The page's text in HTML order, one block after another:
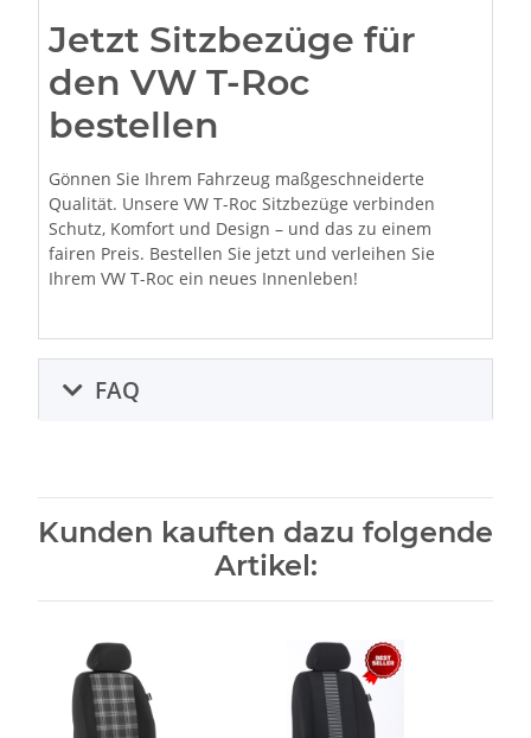
Jetzt Sitzbezüge für
den VW T-Roc
bestellen
Gönnen Sie Ihrem Fahrzeug maßgeschneiderte
Qualität. Unsere VW T-Roc Sitzbezüge verbinden
Schutz, Komfort und Design – und das zu einem
fairen Preis. Bestellen Sie jetzt und verleihen Sie
Ihrem VW T-Roc ein neues Innenleben!
FAQ
Kunden kauften dazu folgende
Artikel: